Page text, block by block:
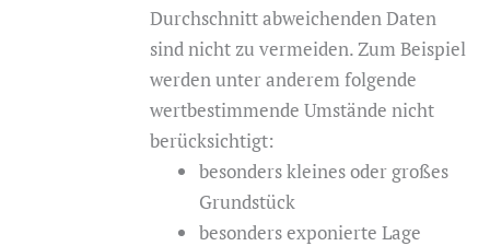
Durchschnitt abweichenden Daten
sind nicht zu vermeiden. Zum Beispiel
werden unter anderem folgende
wertbestimmende Umstände nicht
berücksichtigt:
besonders kleines oder großes
Grundstück
besonders exponierte Lage